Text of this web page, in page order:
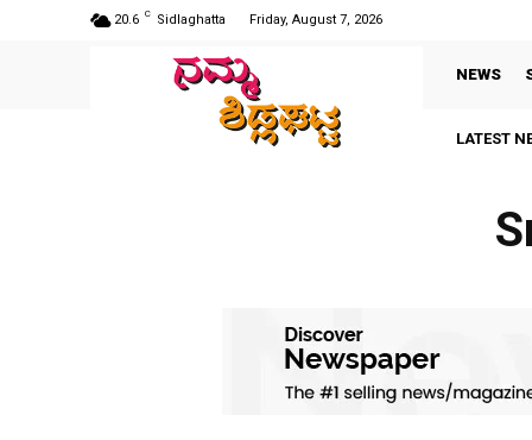
20.6 C Sidlaghatta Friday, August 7, 2026
NEWS
LATEST